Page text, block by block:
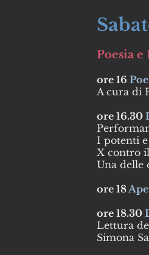
Poesia e
ore 16
A cura di
ore 16.30
I potenti
X contro
Una delle
ore 18
ore 18.30
Lettura
Simona